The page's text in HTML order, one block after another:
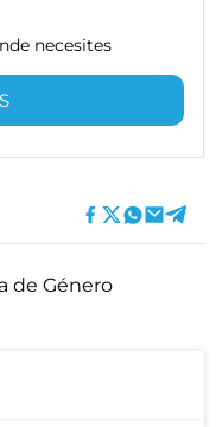
necesites
de Género